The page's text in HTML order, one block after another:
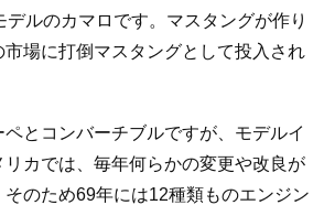
デルのカマロです。マスタングが作り
市場に打倒マスタングとして投入され
とコンバーチブルですが、モデルイ
カでは、毎年何らかの変更や改良が
のため69年には12種類ものエンジン